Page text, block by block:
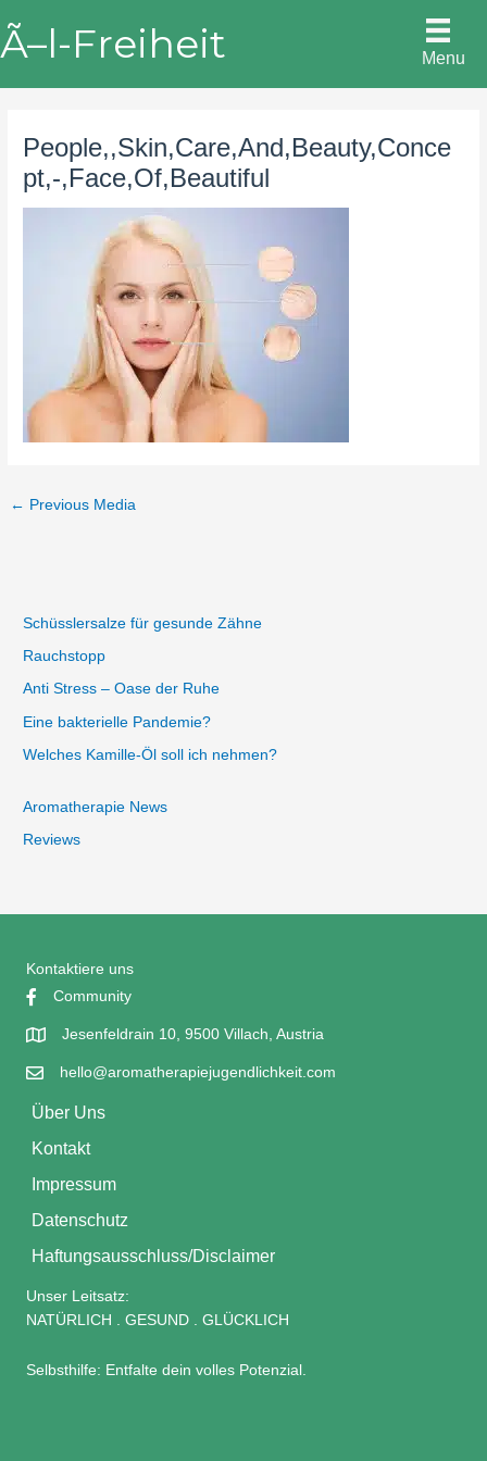
to
content
Ã–l-Freiheit Menu
People,,Skin,Care,And,Beauty,Conce
pt,-,Face,Of,Beautiful
← Previous Media
Schüsslersalze für gesunde Zähne
Rauchstopp
Anti Stress – Oase der Ruhe
Eine bakterielle Pandemie?
Welches Kamille-Öl soll ich nehmen?
Aromatherapie News
Reviews
Kontaktiere uns
Community
Jesenfeldrain 10, 9500 Villach, Austria
hello@aromatherapiejugendlichkeit.com
Über Uns
Kontakt
Impressum
Datenschutz
Haftungsausschluss/Disclaimer
Unser Leitsatz:
NATÜRLICH . GESUND . GLÜCKLICH
Selbsthilfe: Entfalte dein volles Potenzial.